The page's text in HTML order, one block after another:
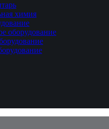
химия
оборудование